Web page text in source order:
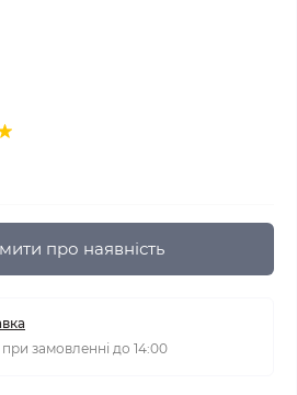
про наявність
замовленні до 14:00